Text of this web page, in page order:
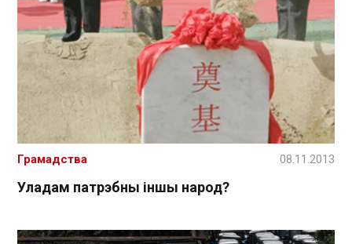
Уладам патрэбны іншы народ?
Грамадства 08.11.2013